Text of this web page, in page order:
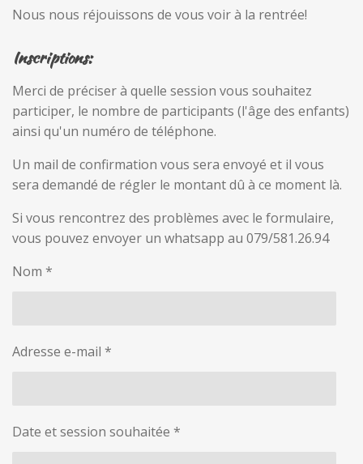
Nous nous réjouissons de vous voir à la rentrée!
Inscriptions:
Merci de préciser à quelle session vous souhaitez
participer, le nombre de participants (l'âge des enfants)
ainsi qu'un numéro de téléphone.
Un mail de confirmation vous sera envoyé et il vous
sera demandé de régler le montant dû à ce moment là.
Si vous rencontrez des problèmes avec le formulaire,
vous pouvez envoyer un whatsapp au 079/581.26.94
Nom *
Adresse e-mail *
Date et session souhaitée *